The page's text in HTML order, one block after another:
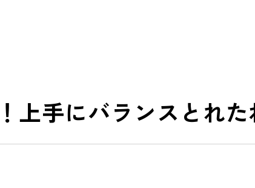
上手にバランスとれ